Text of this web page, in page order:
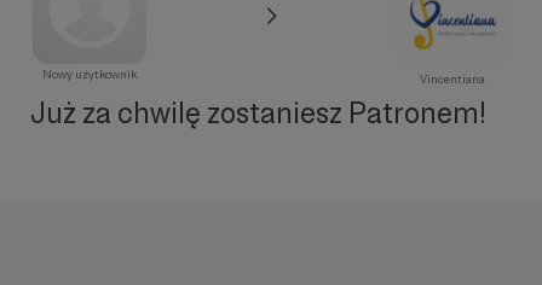
Nowy użytkownik Vincentiana
Już za chwilę zostaniesz Patronem!